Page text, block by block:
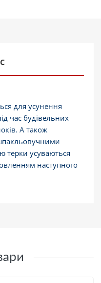
для усунення
час будівельних
А також
терки усуваються
наступного